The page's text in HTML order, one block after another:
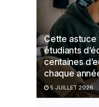
Cette astuce
étudiants
centaines
chaque
5 JUILLET 2026